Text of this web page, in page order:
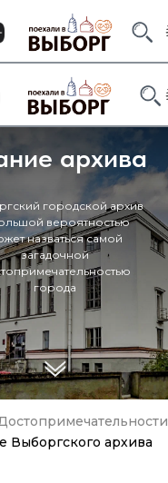
архива
городской архив
вероятностью
назваться самой
загадочной
города
Выборгского архива